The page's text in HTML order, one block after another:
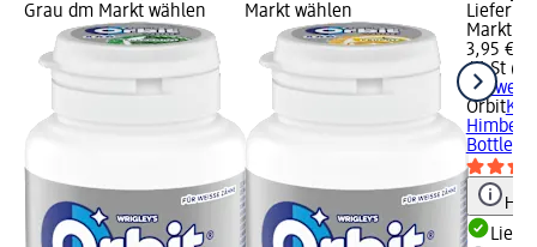
Grau dm Markt wählen
Markt wählen
Markt
3,95 €
46 St
+ 5
Orbit
Bottle,